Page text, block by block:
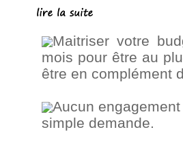
Maitriser votre
mois pour être au
être en complément
Aucun
simple demande.